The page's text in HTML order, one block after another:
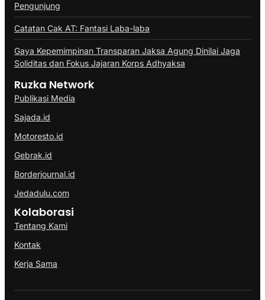
Pengunjung
Catatan Cak AT: Fantasi Laba-laba
Gaya Kepemimpinan Transparan Jaksa Agung Dinilai Jaga
Soliditas dan Fokus Jajaran Korps Adhyaksa
Ruzka Network
Publikasi Media
Sajada.id
Motoresto.id
Gebrak.id
Borderjournal.id
Jedadulu.com
Kolaborasi
Tentang Kami
Kontak
Kerja Sama